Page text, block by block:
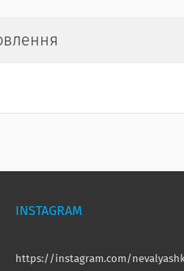
INSTAGRAM
https://instagram.com/